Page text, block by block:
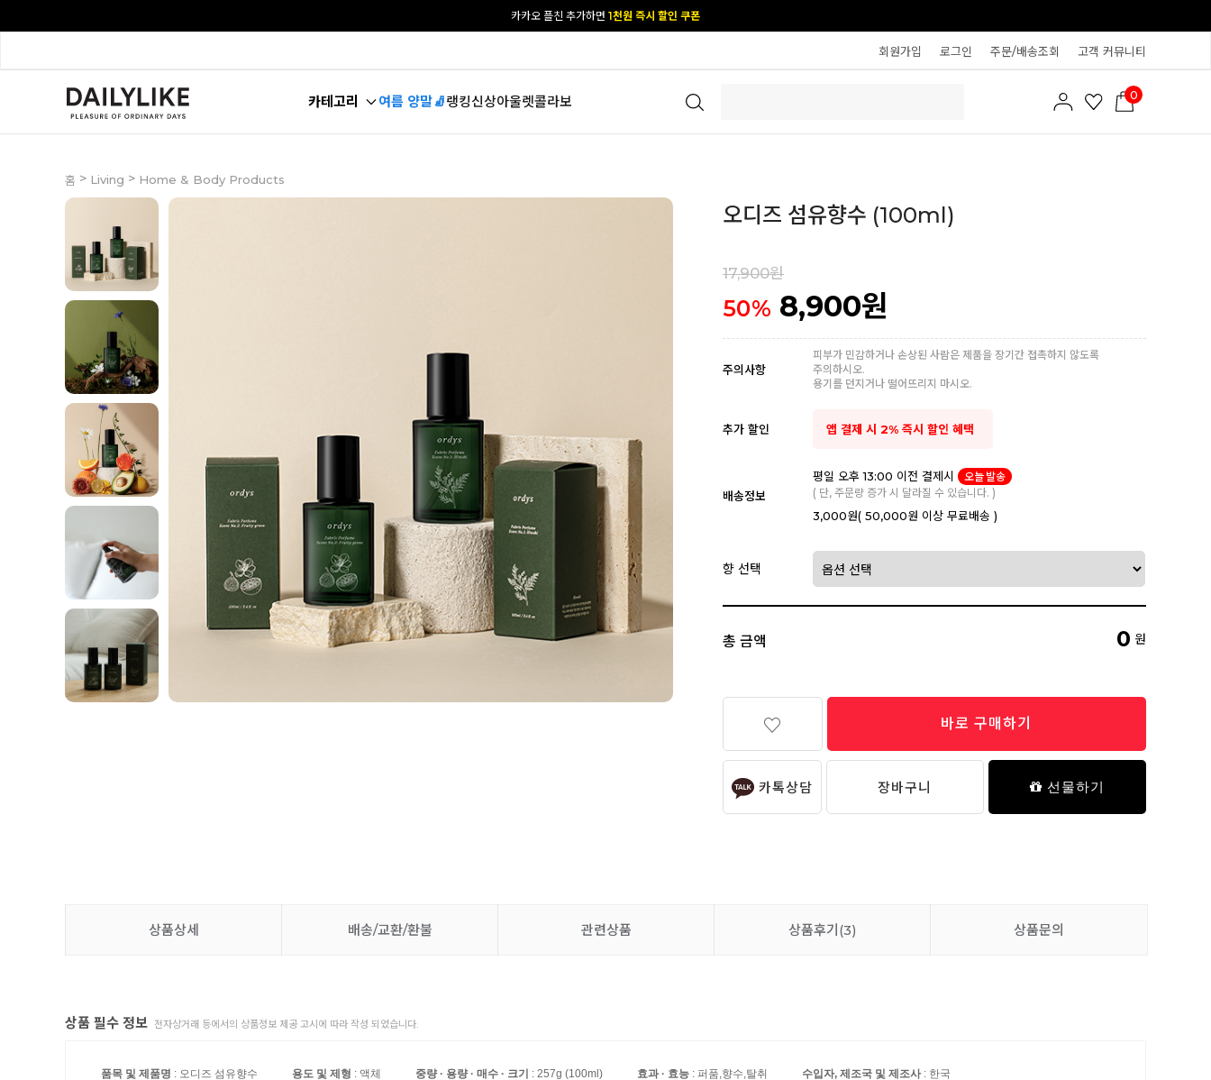
[공식몰 단독] 앱 다운받고2% 결제 할인 받기
회원가입 로그인 주문/배송조회 고객 커뮤니티
카테고리 여름 양말🧦랭킹신상아울렛콜라보 0
홈 > Living > Home & Body Products
오디즈 섬유향수 (100ml)
17,900원
50% 8,900원
주의사항
피부가 민감하거나 손상된 사람은 제품을 장기간 접촉하지 않도록
주의하시오.
용기를 던지거나 떨어뜨리지 마시오.
추가 할인 앱 결제 시 2% 즉시 할인 혜택
배송정보
평일 오후 13:00 이전 결제시
오늘 발송
( 단, 주문량 증가 시 달라질 수 있습니다. )
3,000원( 50,000원 이상 무료배송 )
향 선택
총 금액 0 원
바로 구매하기
카톡상담 장바구니 선물하기
상품상세 배송/교환/환불 관련상품 상품후기(3) 상품문의
상품 필수 정보 전자상거래 등에서의 상품정보 제공 고시에 따라 작성 되었습니다.
품목 및 제품명 : 오디즈 섬유향수 용도 및 제형 : 액체 중량 · 용량 · 매수 · 크기 : 257g (100ml) 효과 · 효능 : 퍼품,향수,탈취 수입자, 제조국 및 제조사: 한국